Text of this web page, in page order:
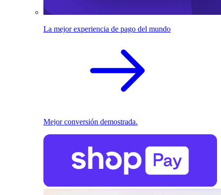
La mejor experiencia de pago del mundo
Mejor conversión demostrada.